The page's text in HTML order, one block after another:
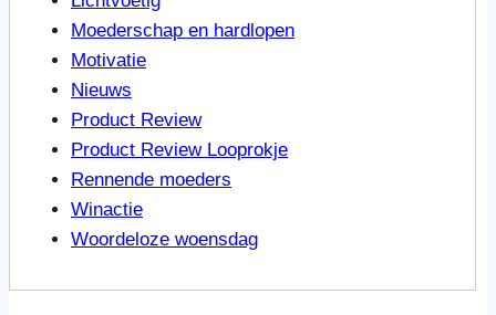
Moederschap en hardlopen
Motivatie
Nieuws
Product Review
Product Review Looprokje
Rennende moeders
Winactie
Woordeloze woensdag